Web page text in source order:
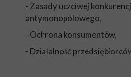
- Zasady uczciwej
antymonopolowego,
- Ochrona konsumentów,
- Działalność